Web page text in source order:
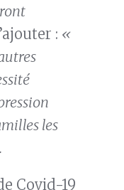
: «
les
Covid-19